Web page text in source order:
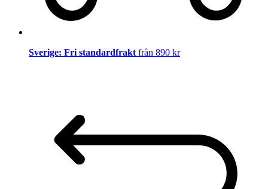
Sverige: Fri standardfrakt från 890 kr